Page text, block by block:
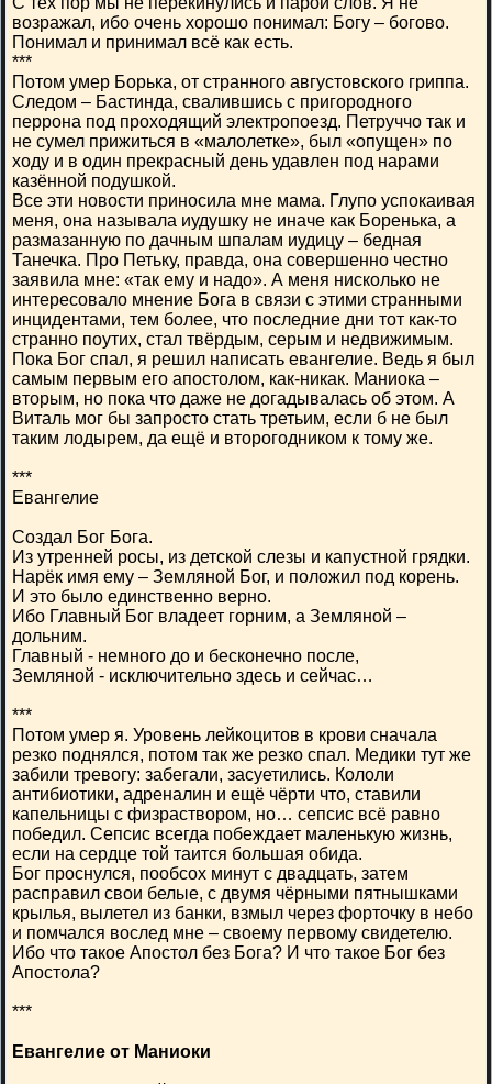
возражал, ибо очень хорошо понимал: Богу – богово.
Понимал и принимал всё как есть.
***
Потом умер Борька, от странного августовского гриппа.
Следом – Бастинда, свалившись с пригородного
перрона под проходящий электропоезд. Петруччо так и
не сумел прижиться в «малолетке», был «опущен» по
ходу и в один прекрасный день удавлен под нарами
казённой подушкой.
Все эти новости приносила мне мама. Глупо успокаивая
меня, она называла иудушку не иначе как Боренька, а
размазанную по дачным шпалам иудицу – бедная
Танечка. Про Петьку, правда, она совершенно честно
заявила мне: «так ему и надо». А меня нисколько не
интересовало мнение Бога в связи с этими странными
инцидентами, тем более, что последние дни тот как-то
странно поутих, стал твёрдым, серым и недвижимым.
Пока Бог спал, я решил написать евангелие. Ведь я был
самым первым его апостолом, как-никак. Маниока –
вторым, но пока что даже не догадывалась об этом. А
Виталь мог бы запросто стать третьим, если б не был
таким лодырем, да ещё и второгодником к тому же.
***
Евангелие
Создал Бог Бога.
Из утренней росы, из детской слезы и капустной грядки.
Нарёк имя ему – Земляной Бог, и положил под корень.
И это было единственно верно.
Ибо Главный Бог владеет горним, а Земляной –
дольним.
Главный - немного до и бесконечно после,
Земляной - исключительно здесь и сейчас…
***
Потом умер я. Уровень лейкоцитов в крови сначала
резко поднялся, потом так же резко спал. Медики тут же
забили тревогу: забегали, засуетились. Кололи
антибиотики, адреналин и ещё чёрти что, ставили
капельницы с физраствором, но… сепсис всё равно
победил. Сепсис всегда побеждает маленькую жизнь,
если на сердце той таится большая обида.
Бог проснулся, пообсох минут с двадцать, затем
расправил свои белые, с двумя чёрными пятнышками
крылья, вылетел из банки, взмыл через форточку в небо
и помчался вослед мне – своему первому свидетелю.
Ибо что такое Апостол без Бога? И что такое Бог без
Апостола?
***
Евангелие от Маниоки